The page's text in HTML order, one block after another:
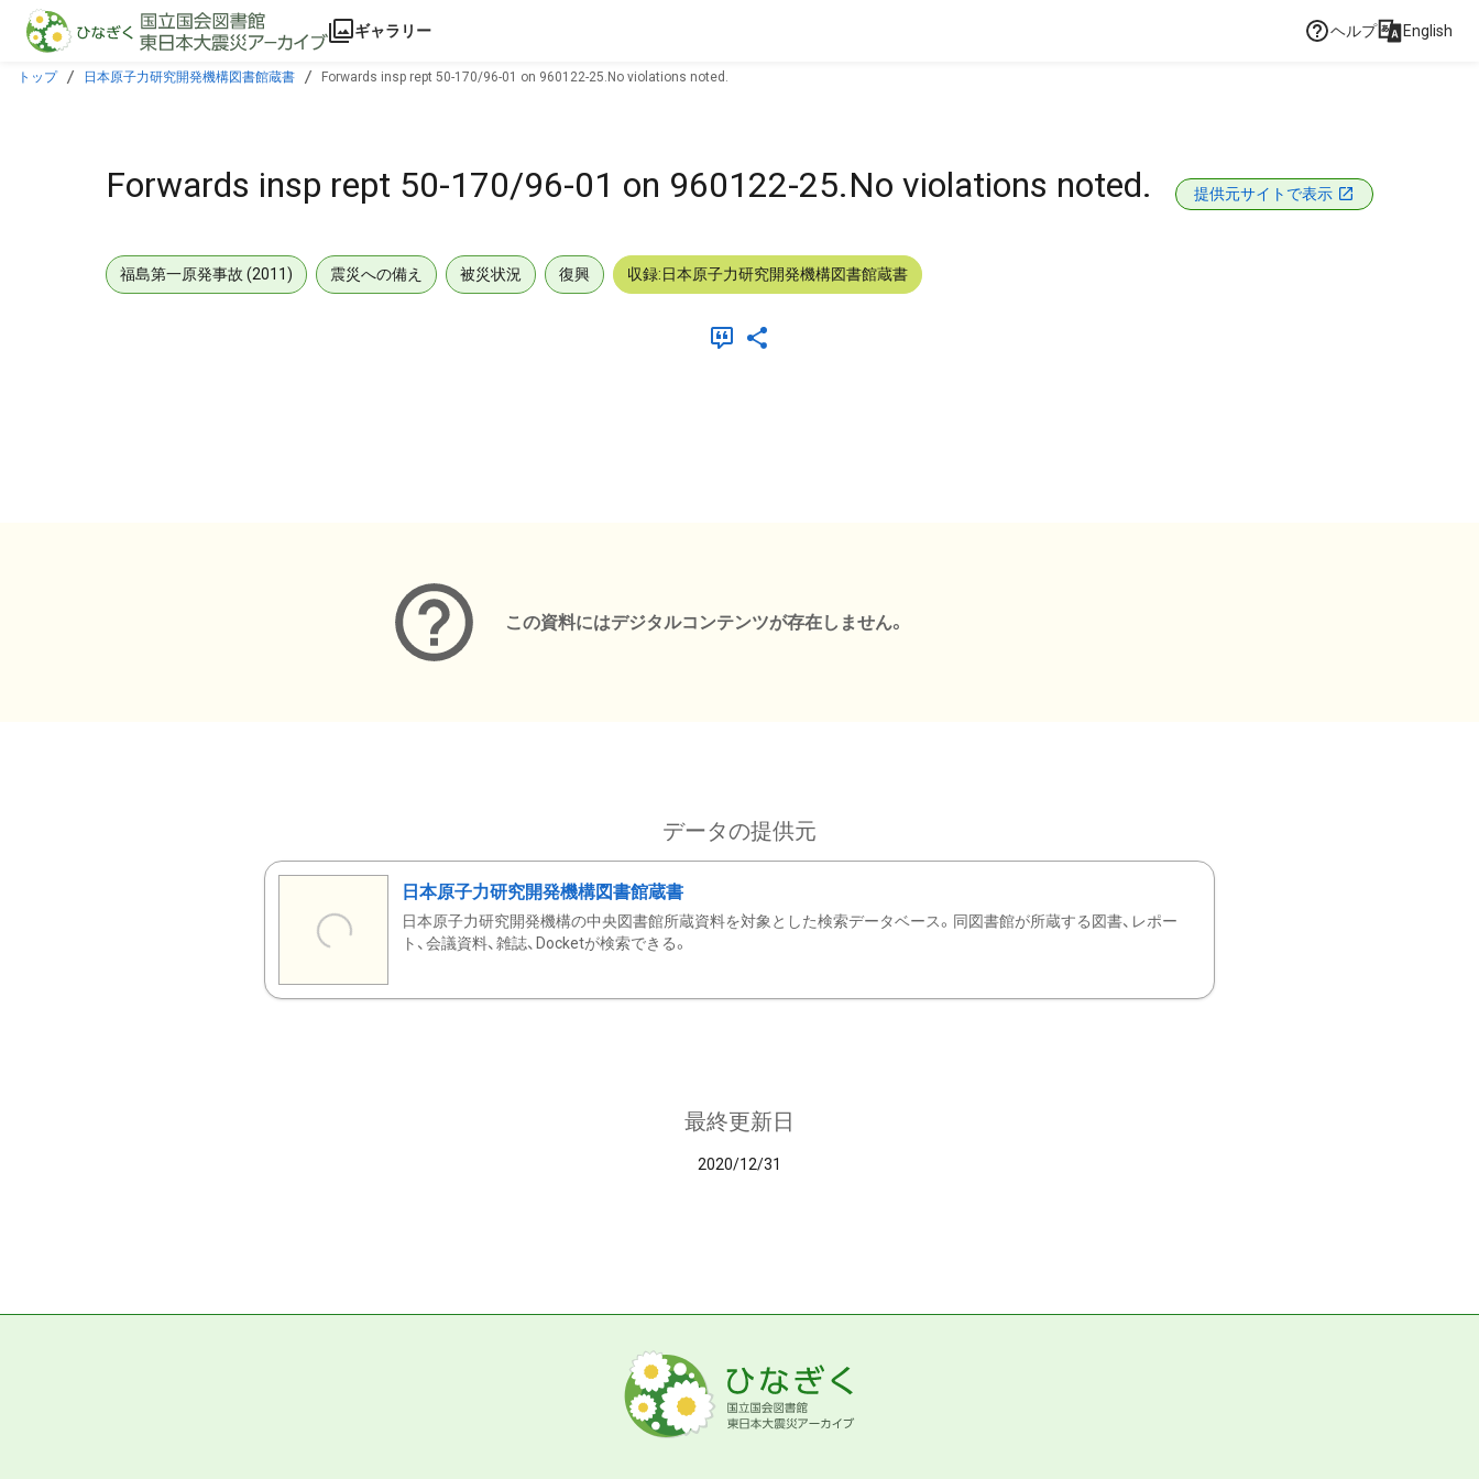
本文に飛ぶ
ギャラリー ヘルプ English
トップ 日本原子力研究開発機構図書館蔵書 Forwards insp rept 50-170/96-01 on 960122-25.No violations noted.
Forwards insp rept 50-170/96-01 on 960122-25.No violations noted. 提供元サイトで表示
福島第一原発事故 (2011) 震災への備え 被災状況 復興 収録:日本原子力研究開発機構図書館蔵書
この資料にはデジタルコンテンツが存在しません。
データの提供元
日本原子力研究開発機構図書館蔵書
日本原子力研究開発機構の中央図書館所蔵資料を対象とした検索データベース。同図書館が所蔵する図書、レポー
ト、会議資料、雑誌、Docketが検索できる。
最終更新日
2020/12/31